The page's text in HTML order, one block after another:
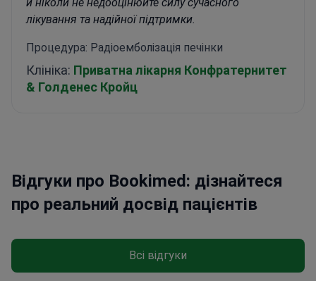
лікування та надійної підтримки.
Процедура: Радіоемболізація печінки
Клініка: Приватна лікарня Конфратернитет
& Голденес Кройц
Відгуки про Bookimed: дізнайтеся
про реальний досвід пацієнтів
Всі відгуки